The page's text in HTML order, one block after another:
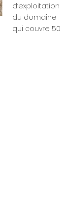
d’exploitation
du domaine
qui couvre 50